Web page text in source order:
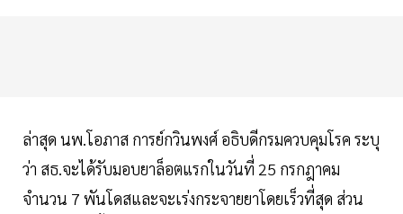
ล่าสุด นพ.โอภาส การย์กวินพงศ์ อธิบดีกรมควบคุมโรค ระบุ
ว่า สธ.จะได้รับมอบยาล็อตแรกในวันที่ 25 กรกฎาคม
จำนวน 7 พันโดสและจะเร่งกระจายยาโดยเร็วที่สุด ส่วน